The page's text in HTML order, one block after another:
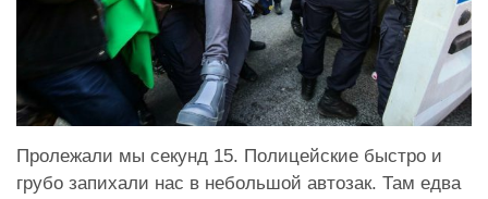
Пролежали мы секунд 15. Полицейские быстро и
грубо запихали нас в небольшой автозак. Там едва